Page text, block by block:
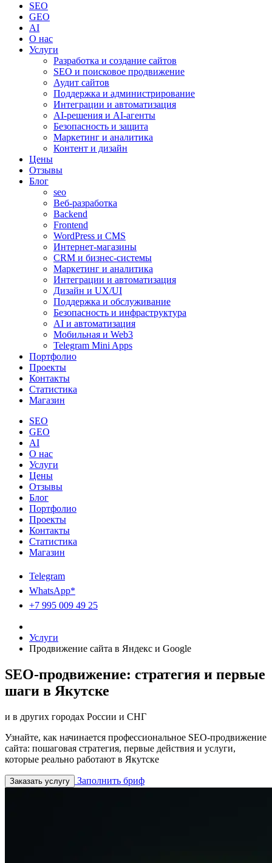
SEO
GEO
AI
О нас
Услуги
Разработка и создание сайтов
SEO и поисковое продвижение
Аудит сайтов
Поддержка и администрирование
Интеграции и автоматизация
AI-решения и AI-агенты
Безопасность и защита
Маркетинг и аналитика
Контент и дизайн
Цены
Отзывы
Блог
seo
Веб-разработка
Backend
Frontend
WordPress и CMS
Интернет-магазины
CRM и бизнес-системы
Маркетинг и аналитика
Интеграции и автоматизация
Дизайн и UX/UI
Поддержка и обслуживание
Безопасность и инфраструктура
AI и автоматизация
Мобильная и Web3
Telegram Mini Apps
Портфолио
Проекты
Контакты
Статистика
Магазин
SEO
GEO
AI
О нас
Услуги
Цены
Отзывы
Блог
Портфолио
Проекты
Контакты
Статистика
Магазин
Telegram
WhatsApp*
+7 995 009 49 25
Услуги
Продвижение сайта в Яндекс и Google
SEO-продвижение: стратегия и первые
шаги в Якутске
и в других городах России и СНГ
Узнайте, как начинается профессиональное SEO-продвижение
сайта: пошаговая стратегия, первые действия и услуги,
которые реально работают в Якутске
Заказать услугу Заполнить бриф